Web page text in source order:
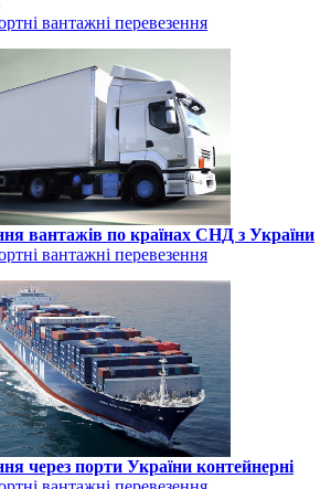
вантажні перевезення
вантажів по країнах СНД з України
вантажні перевезення
через порти України контейнерні